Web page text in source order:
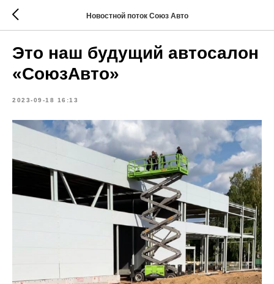
Новостной поток Союз Авто
Это наш будущий автосалон
«СоюзАвто»
2023-09-18 16:13